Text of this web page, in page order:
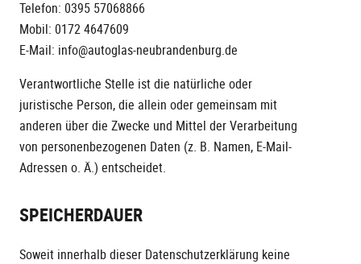
Telefon: 0395 57068866
Mobil: 0172 4647609
E-Mail: info@autoglas-neubrandenburg.de
Verantwortliche Stelle ist die natürliche oder
juristische Person, die allein oder gemeinsam mit
anderen über die Zwecke und Mittel der Verarbeitung
von personenbezogenen Daten (z. B. Namen, E-Mail-
Adressen o. Ä.) entscheidet.
SPEICHERDAUER
Soweit innerhalb dieser Datenschutzerklärung keine